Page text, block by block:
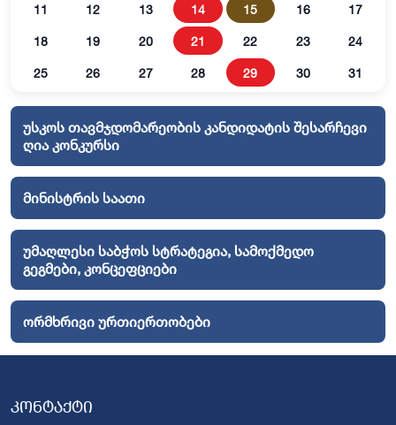
11 12 13 14 15 16 17
18 19 20 21 22 23 24
25 26 27 28 29 30 31
უსკოს თავმჯდომარეობის კანდიდატის შესარჩევი
ღია კონკურსი
მინისტრის საათი
უმაღლესი საბჭოს სტრატეგია, სამოქმედო
გეგმები, კონცეფციები
ორმხრივი ურთიერთობები
კონტაქტი